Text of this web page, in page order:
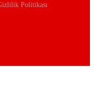
Politikası